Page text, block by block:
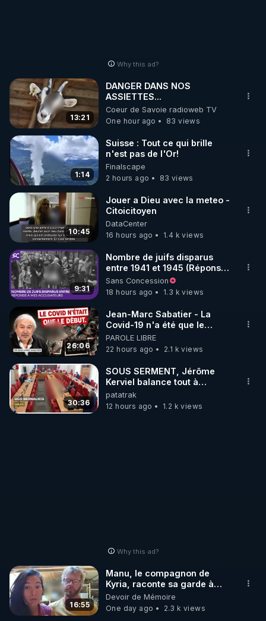
🌱 INSTAGRAM
https://www.instagram.com/rdlr_thierrycasasnovas/
http://rgnr.li/instagram
🌱 LA NEWSLETTER
Pour ne pas rater l’actualité RGNR (stages,
http://rgnr.li/news
🌱 VIDÉOS NON CENSURÉES SUR ODYSEE
Toutes les vidéos Youtube sont aussi sur la
http://rgnr.li/odysee
🌱 LES STAGES EN PRÉSENTIEL
http://rgnr.li/stages
_________
LES CODES PROMO DES PARTENAIRES
▶ 10 % de réduction sur les extracteurs de la
marque SANA :
Rendez-vous sur http://rgnr.li/lechoubrave
code : REGENERE10
Why this ad?
13:21
DANGER DANS NOS
ASSIETTES...
Coeur de Savoie radioweb TV
One hour ago
83 views
1:14
Suisse : Tout ce qui brille
n'est pas de l'Or!
Finalscape
2 hours ago
83 views
10:45
Jouer a Dieu avec la meteo -
Citoicitoyen
DataCenter
16 hours ago
1.4 k views
9:31
Nombre de juifs disparus
entre 1941 et 1945 (Réponse
à mes accusateurs)
Sans Concession
18 hours ago
1.3 k views
26:06
Jean-Marc Sabatier - La
Covid-19 n'a été que le
début - L'ARNm & l'ARNm-aa
jusqu où auront-t-il ?
PAROLE LIBRE
22 hours ago
2.1 k views
30:36
SOUS SERMENT, Jérôme
Kerviel balance tout à
l'Assemblée !
patatrak
12 hours ago
1.2 k views
Why this ad?
16:55
Manu, le compagnon de
Kyria, raconte sa garde à
vue musclée. PARTAGEZ!
Devoir de Mémoire
One day ago
2.3 k views